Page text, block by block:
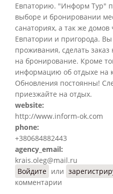
Евпаторию. "Информ Тур"
выборе и бронировании
санаториях, а так же домов
Евпатории и пригорода.
проживания, сделать
на бронирование. Кроме
информацию об отдыхе на
Обновления постоянны!
приезжайте на отдых.
website:
http://www.inform-ok.com
phone:
+380684882443
agency_email:
krais.oleg@mail.ru
Войдите или
комментарии